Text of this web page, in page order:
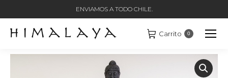
ENVIAMOS A TODO CHILE.
Carrito 0